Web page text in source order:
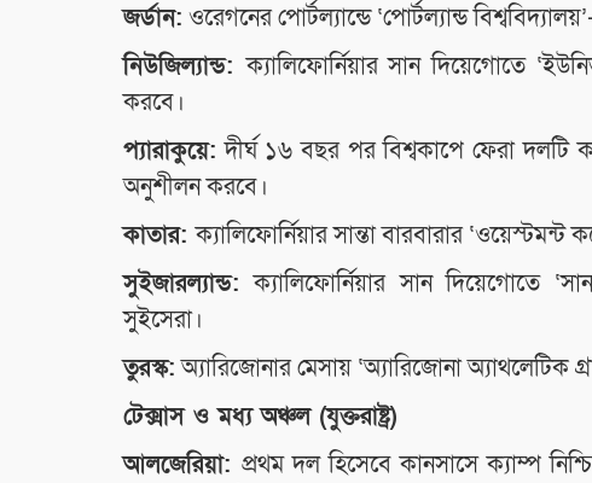
জর্ডান: ওরেগনের পোর্টল্যান্ডে ‘পোর্টল্যান্ড
নিউজিল্যান্ড:ক্যালিফোর্নিয়ার সান দিয়েগোতে
করবে।
প্যারাকুয়ে: দীর্ঘ ১৬ বছর পর বিশ্বকাপে ফেরা দলটি
অনুশীলন করবে।
কাতার:ক্যালিফোর্নিয়ার সান্তা বারবারার
সুইজারল্যান্ড: ক্যালিফোর্নিয়ার সান দিয়েগোতে
সুইসেরা।
তুরস্ক:অ্যারিজোনার মেসায় ‘অ্যারিজোনা অ্যাথলেটিক
টেক্সাস ও মধ্য অঞ্চল (যুক্তরাষ্ট্র)
আলজেরিয়া: প্রথম দল হিসেবে কানসাসে ক্যাম্প